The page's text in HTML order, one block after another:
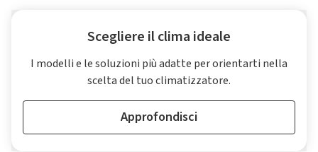
Scegliere il clima ideale
I modelli e le soluzioni più adatte per orientarti nella
scelta del tuo climatizzatore.
Approfondisci